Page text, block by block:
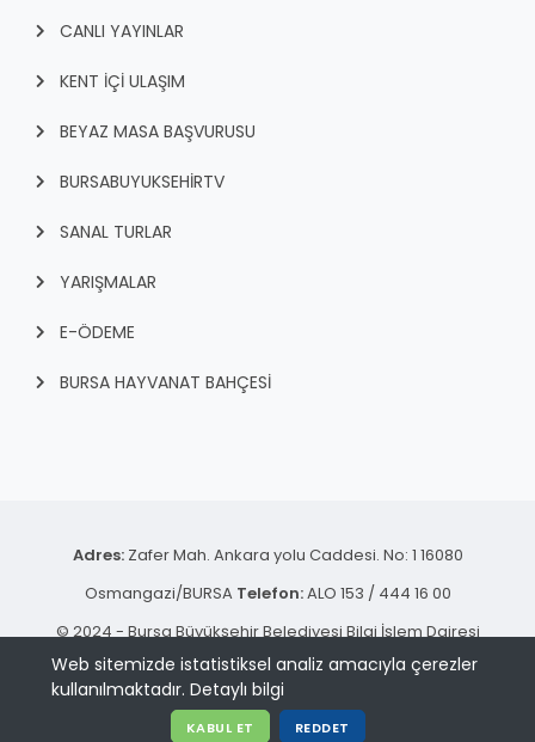
Web sitemizde istatistiksel analiz amacıyla çerezler
kullanılmaktadır. Detaylı bilgi
KABUL ET REDDET
CANLI YAYINLAR
KENT İÇI ULAŞIM
BEYAZ MASA BAŞVURUSU
BURSABUYUKSEHIRTV
SANAL TURLAR
YARIŞMALAR
E-ÖDEME
BURSA HAYVANAT BAHÇESİ
Adres:Zafer Mah. Ankara yolu Caddesi. No: 1 16080
Osmangazi/BURSA Telefon:ALO 153 / 444 16 00
© 2024 - Bursa Büyükşehir Belediyesi Bilgi İşlem Dairesi
Başkanlığı | Tüm hakkı saklıdır.
KVKK Aydınlatma Metni